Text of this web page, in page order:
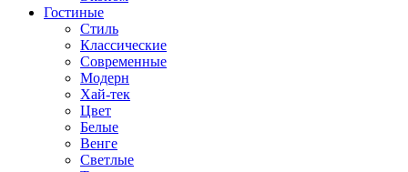
Гостиные
Стиль
Классические
Современные
Модерн
Хай-тек
Цвет
Белые
Венге
Светлые